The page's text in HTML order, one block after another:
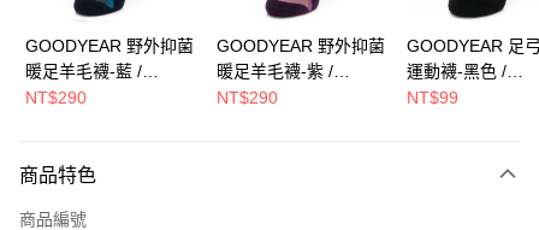
ATM付款
付款後全家取貨
每筆NT$90，滿NT$888(含以上)免運費
GOODYEAR 野外抑菌
暖足羊毛襪-藍 /
GACS43036
NT$290
GOODYEAR 野外抑菌
暖足羊毛襪-紫 /
GACS43037
NT$290
GOODYEAR 足
運動襪-黑色 /
GACS43010
NT$99
商品特色
商品編號